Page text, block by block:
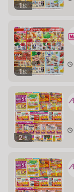
1枚
1枚
2枚